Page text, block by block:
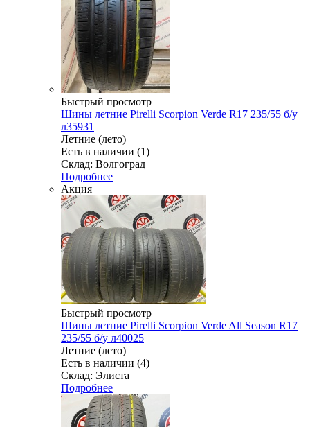
Быстрый просмотр
Шины летние Pirelli Scorpion Verde R17 235/55 б/у
л35931
Летние (лето)
Есть в наличии (1)
Склад: Волгоград
Подробнее
Акция
Быстрый просмотр
Шины летние Pirelli Scorpion Verde All Season R17
235/55 б/у л40025
Летние (лето)
Есть в наличии (4)
Склад: Элиста
Подробнее